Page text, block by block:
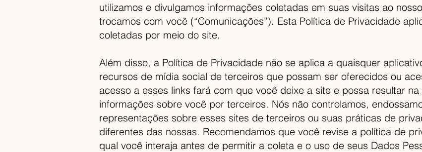
utilizamos e divulgamos informações coletadas em suas visitas ao
trocamos com você (“Comunicações”). Esta Política de Privacidade
coletadas por meio do site.
Além disso, a Política de Privacidade não se aplica a quaisquer
recursos de mídia social de terceiros que possam ser oferecidos ou
acesso a esses links fará com que você deixe a site e possa resultar
informações sobre você por terceiros. Nós não controlamos,
representações sobre esses sites de terceiros ou suas práticas de
diferentes das nossas. Recomendamos que você revise a política de
qual você interaja antes de permitir a coleta e o uso de seus Dados